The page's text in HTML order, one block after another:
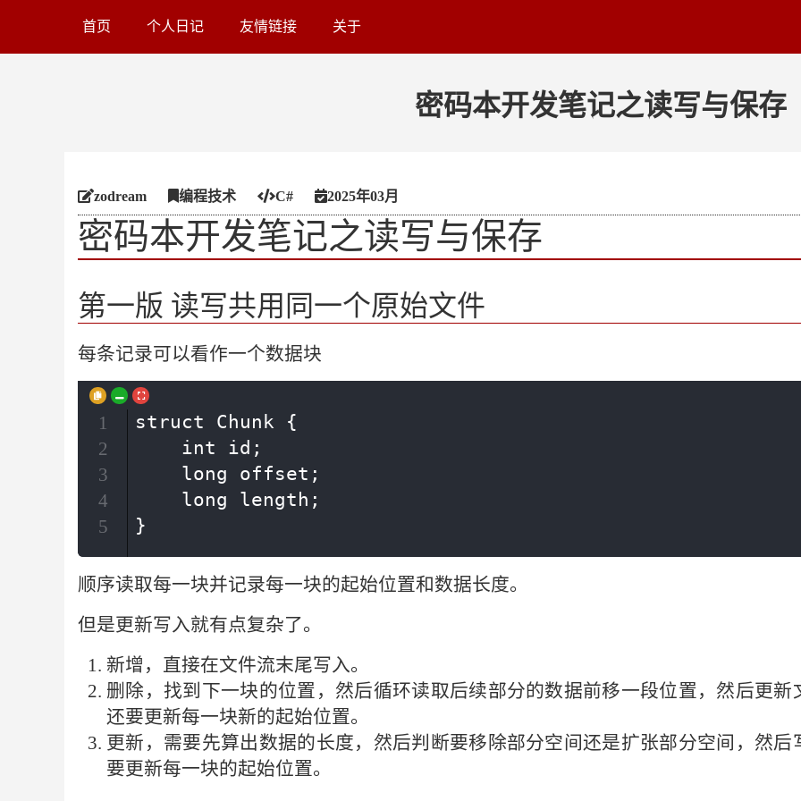
首页 个人日记 友情链接 关于
密码本开发笔记之读写与保存
zodream 编程技术 C# 2025年03月
密码本开发笔记之读写与保存
第一版 读写共用同一个原始文件
每条记录可以看作一个数据块
struct Chunk {
    int id;
    long offset;
    long length;
}
1
2
3
4
5
顺序读取每一块并记录每一块的起始位置和数据长度。
但是更新写入就有点复杂了。
新增，直接在文件流末尾写入。
删除，找到下一块的位置，然后循环读取后续部分的数据前移一段位置，然后更新
还要更新每一块新的起始位置。
更新，需要先算出数据的长度，然后判断要移除部分空间还是扩张部分空间，然后
要更新每一块的起始位置。